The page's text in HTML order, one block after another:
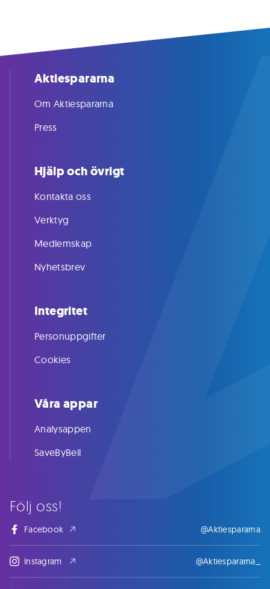
Följ oss!
Facebook @Aktiespararna
Instagram @Aktiespararna_
Aktiespararna
Om Aktiespararna
Press
Hjälp och övrigt
Kontakta oss
Verktyg
Medlemskap
Nyhetsbrev
Integritet
Personuppgifter
Cookies
Våra appar
Analysappen
SaveByBell